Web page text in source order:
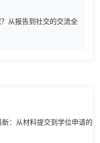
从报告到社交的交流全
：从材料提交到学位申请的